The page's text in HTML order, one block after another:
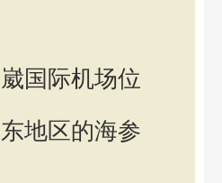
国际机场位
地区的海参